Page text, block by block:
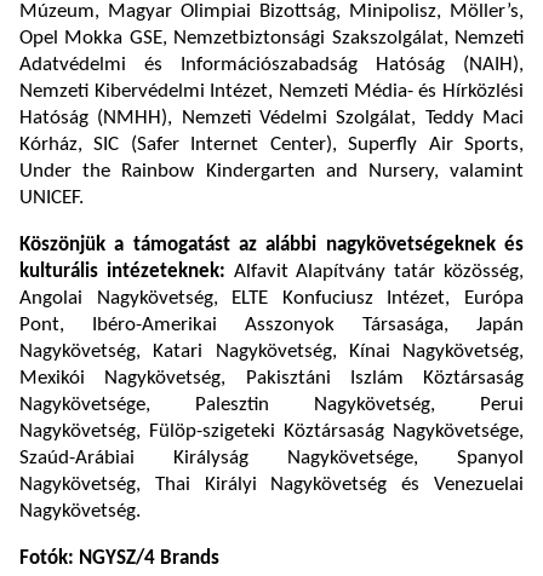
Múzeum, Magyar Olimpiai Bizottság, Minipolisz, Möller’s,
Opel Mokka GSE, Nemzetbiztonsági Szakszolgálat, Nemzeti
Adatvédelmi és Információszabadság Hatóság (NAIH),
Nemzeti Kibervédelmi Intézet, Nemzeti Média- és Hírközlési
Hatóság (NMHH), Nemzeti Védelmi Szolgálat, Teddy Maci
Kórház, SIC (Safer Internet Center), Superfly Air Sports,
Under the Rainbow Kindergarten and Nursery, valamint
UNICEF.
Köszönjük a támogatást az alábbi nagykövetségeknek és
kulturális intézeteknek: Alfavit Alapítvány tatár közösség,
Angolai Nagykövetség, ELTE Konfuciusz Intézet, Európa
Pont, Ibéro-Amerikai Asszonyok Társasága, Japán
Nagykövetség, Katari Nagykövetség, Kínai Nagykövetség,
Mexikói Nagykövetség, Pakisztáni Iszlám Köztársaság
Nagykövetsége, Palesztin Nagykövetség, Perui
Nagykövetség, Fülöp-szigeteki Köztársaság Nagykövetsége,
Szaúd-Arábiai Királyság Nagykövetsége, Spanyol
Nagykövetség, Thai Királyi Nagykövetség és Venezuelai
Nagykövetség.
Fotók: NGYSZ/4 Brands